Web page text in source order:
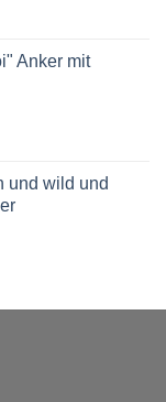
Anker mit
und wild und